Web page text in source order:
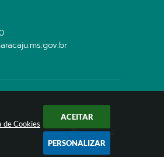
de Cookies
ACEITAR
PERSONALIZAR